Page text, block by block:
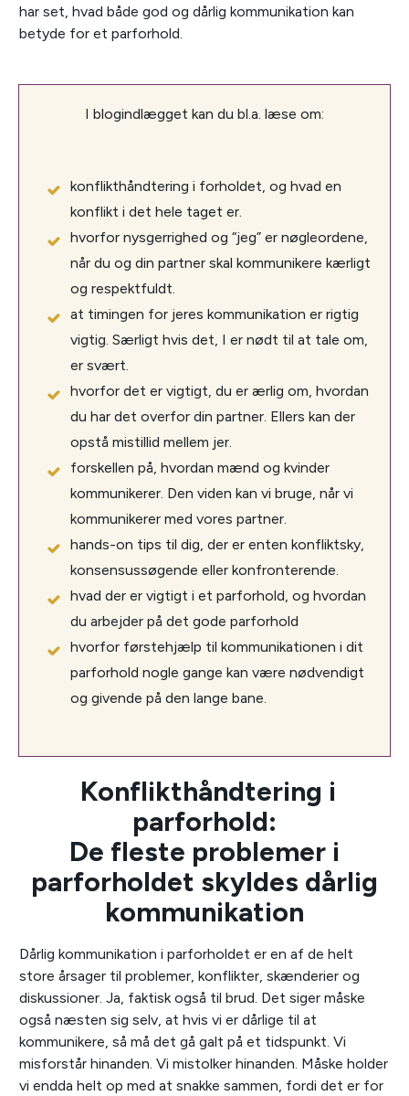
har set, hvad både god og dårlig kommunikation kan
betyde for et parforhold.
I blogindlægget kan du bl.a. læse om:
konflikthåndtering i forholdet, og hvad en
konflikt i det hele taget er.
hvorfor nysgerrighed og “jeg” er nøgleordene,
når du og din partner skal kommunikere kærligt
og respektfuldt.
at timingen for jeres kommunikation er rigtig
vigtig. Særligt hvis det, I er nødt til at tale om,
er svært.
hvorfor det er vigtigt, du er ærlig om, hvordan
du har det overfor din partner. Ellers kan der
opstå mistillid mellem jer.
forskellen på, hvordan mænd og kvinder
kommunikerer. Den viden kan vi bruge, når vi
kommunikerer med vores partner.
hands-on tips til dig, der er enten konfliktsky,
konsensussøgende eller konfronterende.
hvad der er vigtigt i et parforhold, og hvordan
du arbejder på det gode parforhold
hvorfor førstehjælp til kommunikationen i dit
parforhold nogle gange kan være nødvendigt
og givende på den lange bane.
Konflikthåndtering i
parforhold:
De fleste problemer i
parforholdet skyldes dårlig
kommunikation
Dårlig kommunikation i parforholdet er en af de helt
store årsager til problemer, konflikter, skænderier og
diskussioner. Ja, faktisk også til brud. Det siger måske
også næsten sig selv, at hvis vi er dårlige til at
kommunikere, så må det gå galt på et tidspunkt. Vi
misforstår hinanden. Vi mistolker hinanden. Måske holder
vi endda helt op med at snakke sammen, fordi det er for